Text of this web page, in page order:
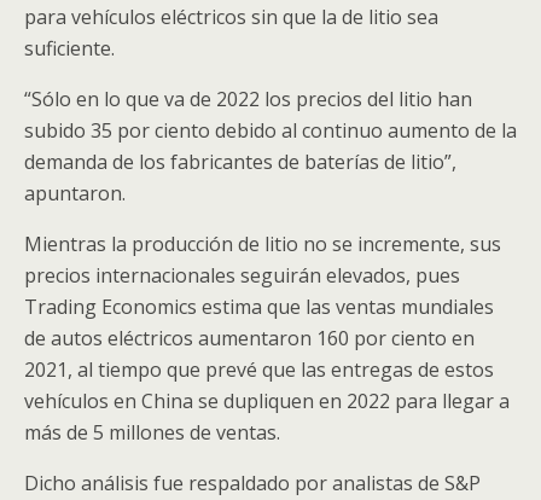
para vehículos eléctricos sin que la de litio sea
suficiente.
“Sólo en lo que va de 2022 los precios del litio han
subido 35 por ciento debido al continuo aumento de la
demanda de los fabricantes de baterías de litio”,
apuntaron.
Mientras la producción de litio no se incremente, sus
precios internacionales seguirán elevados, pues
Trading Economics estima que las ventas mundiales
de autos eléctricos aumentaron 160 por ciento en
2021, al tiempo que prevé que las entregas de estos
vehículos en China se dupliquen en 2022 para llegar a
más de 5 millones de ventas.
Dicho análisis fue respaldado por analistas de S&P